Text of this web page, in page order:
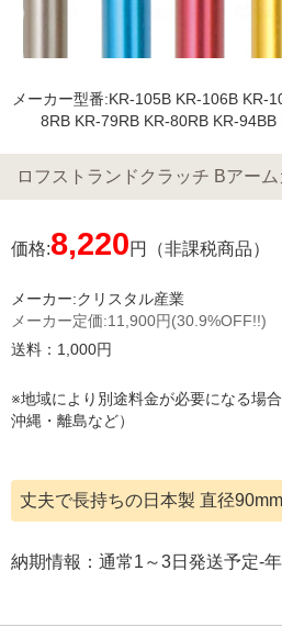
メーカー型番:KR-105B KR-106B KR-
8RB KR-79RB KR-80RB KR-
ロフストランドクラッチ Bアーム
価格:8,220円（非課税商品）
メーカー:クリスタル産業
メーカー定価:11,900円(30.9%OFF!!)
送料：1,000円
※地域により別途料金が必要になる場
沖縄・離島など）
丈夫で長持ちの日本製 直径
納期情報：通常1～3日発送予定-